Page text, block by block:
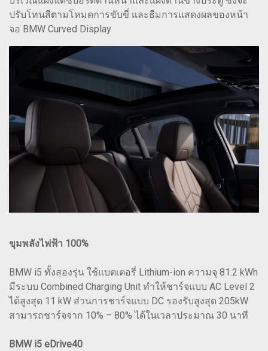
ปรับโทนสีตามโหมดการขับขี่ และธีมการแสดงผลของหน้า
จอ BMW Curved Display
ขุมพลังไฟฟ้า 100%
BMW i5 ทั้งสองรุ่น ใช้แบตเตอรี่ Lithium-ion ความจุ 81.2 kWh
มีระบบ Combined Charging Unit ทำให้ชาร์จแบบ AC Level 2
ได้สูงสุด 11 kW ส่วนการชาร์จแบบ DC รองรับสูงสุด 205kW
สามารถชาร์จจาก 10% – 80% ได้ในเวลาประมาณ 30 นาที
BMW i5 eDrive40